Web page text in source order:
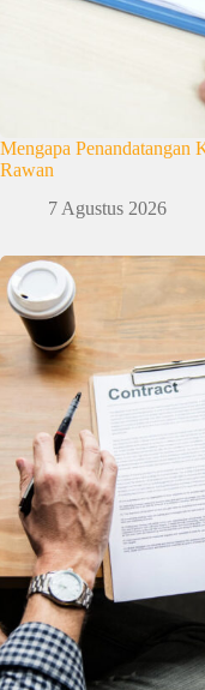
Mengapa Penandatangan
Rawan
7 Agustus 2026